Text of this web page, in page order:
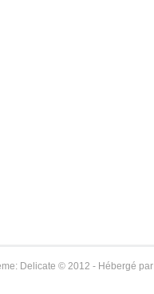
Delicate © 2012 - Hébergé par